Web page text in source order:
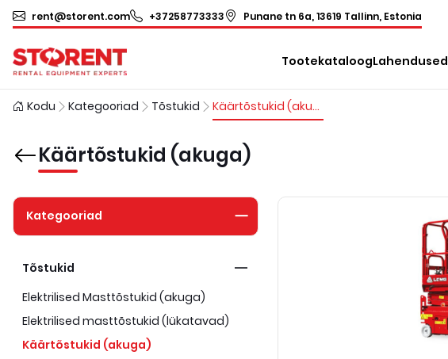
rent@storent.com +37258773333 Punane tn 6a, 13619 Tallinn, Estonia
TootekataloogLahendused
Kodu Kategooriad Tõstukid Käärtõstukid (akuga)
Käärtõstukid (akuga)
Kategooriad
Tõstukid
Elektrilised Masttõstukid (akuga)
Elektrilised masttõstukid (lükatavad)
Käärtõstukid (akuga)